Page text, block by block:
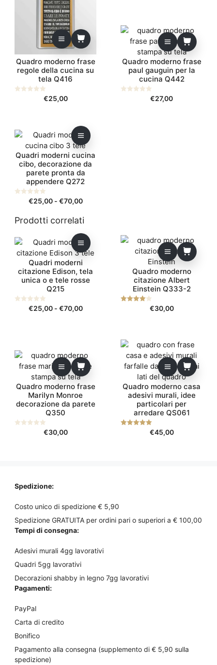
Quadro moderno frase
regole della cucina su
tela Q416
€25,00
Quadro moderno frase
paul gauguin per la
cucina Q442
€27,00
Quadri moderni cucina
cibo, decorazione da
parete pronta da
appendere Q272
5
€25,00 - €70,00Fascia
prezzo:
€25,00
a
€70,00
Questo
prodotto
ha
più
varianti.
Le
opzioni
essere
nella
pagina
prodotto
Prodotti correlati
Quadri moderni
citazione Edison, tela
unica o e tele rosse
Q215
€25,00 - €70,00Fascia
a
€70,00
Questo
prodotto
più
varianti.
opzioni
possono
pagina
del
prodotto
Quadro moderno
citazione Albert
Einstein Q333-2
€30,00
Quadro moderno frase
Marilyn Monroe
decorazione da parete
Q350
€30,00
Quadro moderno casa
adesivi murali, idee
particolari per
arredare QS061
€45,00
Spedizione:
Costo unico di spedizione € 5,90
Spedizione GRATUITA per ordini pari o superiori a € 100,00
Tempi di consegna:
Adesivi murali 4gg lavorativi
Quadri 5gg lavorativi
Decorazioni shabby in legno 7gg lavorativi
Pagamenti:
PayPal
Carta di credito
Bonifico
Pagamento alla consegna (supplemento di € 5,90 sulla
spedizione)